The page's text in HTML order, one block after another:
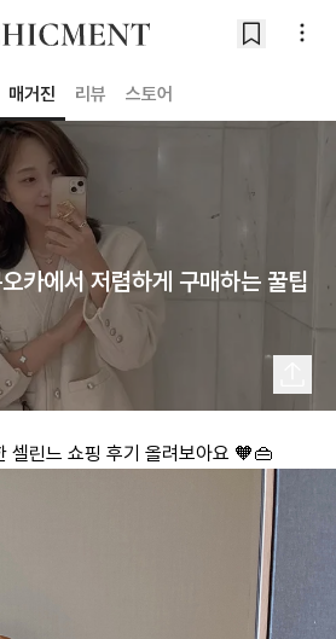
매거진 리뷰 스토어
카에서 저렴하게 구매하는 꿀팁
셀린느 쇼핑 후기 올려보아요 🧡👜